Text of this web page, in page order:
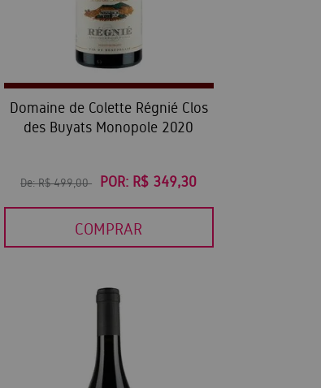
Domaine de Colette Régnié Clos
des Buyats Monopole 2020
De:R$ 499,00 POR: R$ 349,30
COMPRAR